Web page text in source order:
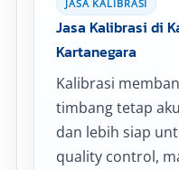
JASA KALIBRASI
Jasa Kalibrasi di
Kartanegara
Kalibrasi
timbang tetap
dan lebih siap
quality control,